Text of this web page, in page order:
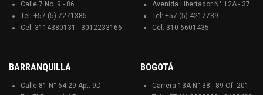
Calle 7 No. 9 - 86
Tel: +57 (5) 7271385
Cel: 3114380131 - 3012233166
Avenida Libertador N° 12A - 37
Tel: +57 (5) 4217739
Cel: 310-6601435
BARRANQUILLA
Calle 81 N° 64-29 Apt. 9D
BOGOTÁ
Carrera 13A N° 38 - 89 Of. 201